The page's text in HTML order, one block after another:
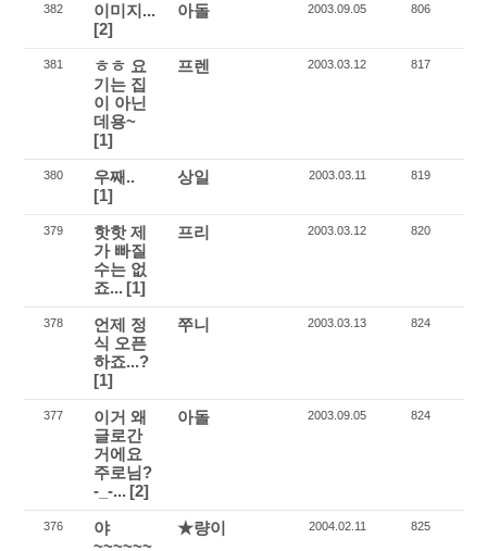
382
이미지...
[2]
아돌 2003.09.05 806
381
ㅎㅎ 요
기는 집
이 아닌
데용~
[1]
프렌 2003.03.12 817
380
우째..
[1]
상일 2003.03.11 819
379
핫핫 제
가 빠질
수는 없
죠... [1]
프리 2003.03.12 820
378
언제 정
식 오픈
하죠...?
[1]
쭈니 2003.03.13 824
377
이거 왜
글로간
거에요
주로님?
-_-... [2]
아돌 2003.09.05 824
376
야
~~~~~~
★량이 2004.02.11 825